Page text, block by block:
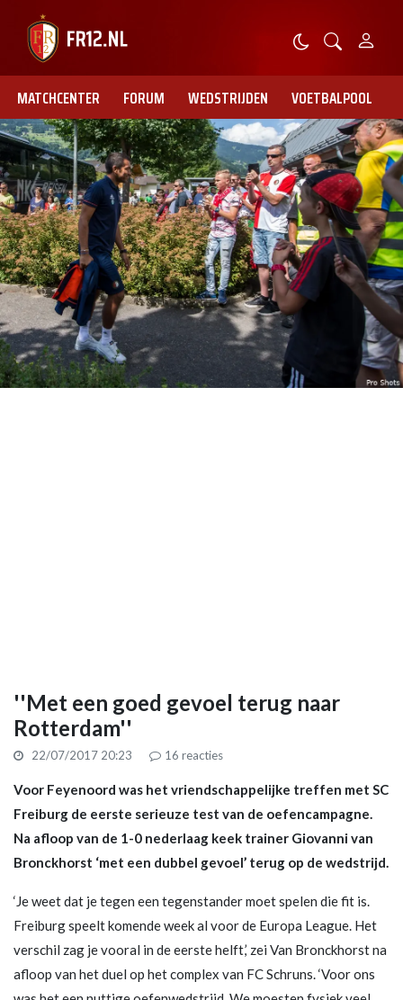
MATCHCENTER FORUM WEDSTRIJDEN VOETBALPOOL
''Met een goed gevoel terug naar
Rotterdam''
22/07/2017 20:23 16 reacties
Voor Feyenoord was het vriendschappelijke treffen met SC
Freiburg de eerste serieuze test van de oefencampagne.
Na afloop van de 1-0 nederlaag keek trainer Giovanni van
Bronckhorst ‘met een dubbel gevoel’ terug op de wedstrijd.
‘Je weet dat je tegen een tegenstander moet spelen die fit is.
Freiburg speelt komende week al voor de Europa League. Het
verschil zag je vooral in de eerste helft,’ zei Van Bronckhorst na
afloop van het duel op het complex van FC Schruns. ‘Voor ons